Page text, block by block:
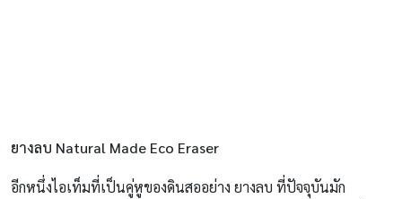
ยางลบ Natural Made Eco Eraser
อีกหนึ่งไอเท็มที่เป็นคู่หูของดินสออย่าง ยางลบ ที่ปัจจุบันมัก